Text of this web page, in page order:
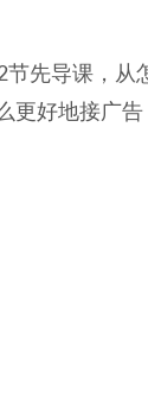
先导课，从
更好地接广